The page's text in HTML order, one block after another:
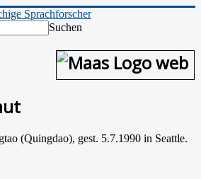
Suchen
(Quingdao), gest. 5.7.1990 in Seattle.